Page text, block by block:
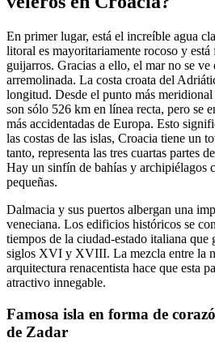
En primer lugar, está el increíble agua
litoral es mayoritariamente rocoso y
guijarros. Gracias a ello, el mar no se ve
arremolinada. La costa croata del
longitud. Desde el punto más meridional
son sólo 526 km en línea recta, pero se
más accidentadas de Europa. Esto
las costas de las islas, Croacia tiene un
tanto, representa las tres cuartas partes
Hay un sinfín de bahías y archipiélagos
pequeñas.
Dalmacia y sus puertos albergan una
veneciana. Los edificios históricos se
tiempos de la ciudad-estado italiana que
siglos XVI y XVIII. La mezcla entre la
arquitectura renacentista hace que esta
atractivo innegable.
Famosa isla en forma de
de Zadar